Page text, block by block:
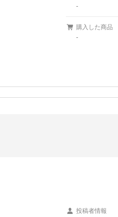
-
購入した商品
-
投稿者情報